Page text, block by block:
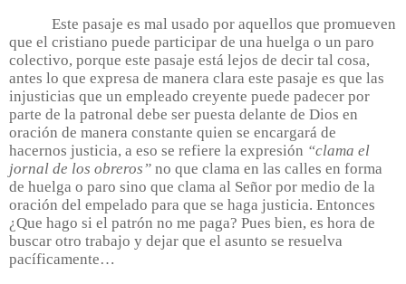
Este pasaje es mal usado por aquellos que promueven
que el cristiano puede participar de una huelga o un paro
colectivo, porque este pasaje está lejos de decir tal cosa,
antes lo que expresa de manera clara este pasaje es que las
injusticias que un empleado creyente puede padecer por
parte de la patronal debe ser puesta delante de Dios en
oración de manera constante quien se encargará de
hacernos justicia, a eso se refiere la expresión “clama el
jornal de los obreros” no que clama en las calles en forma
de huelga o paro sino que clama al Señor por medio de la
oración del empelado para que se haga justicia. Entonces
¿Que hago si el patrón no me paga? Pues bien, es hora de
buscar otro trabajo y dejar que el asunto se resuelva
pacíficamente…